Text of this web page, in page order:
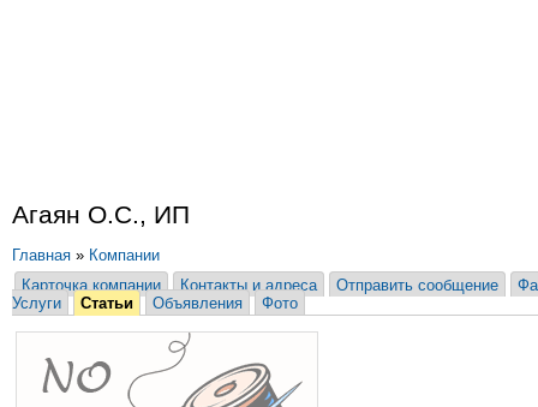
Агаян О.С., ИП
Главная » Компании
Карточка компании
Контакты и адреса Отправить сообщение
Услуги
Статьи Объявления Фото